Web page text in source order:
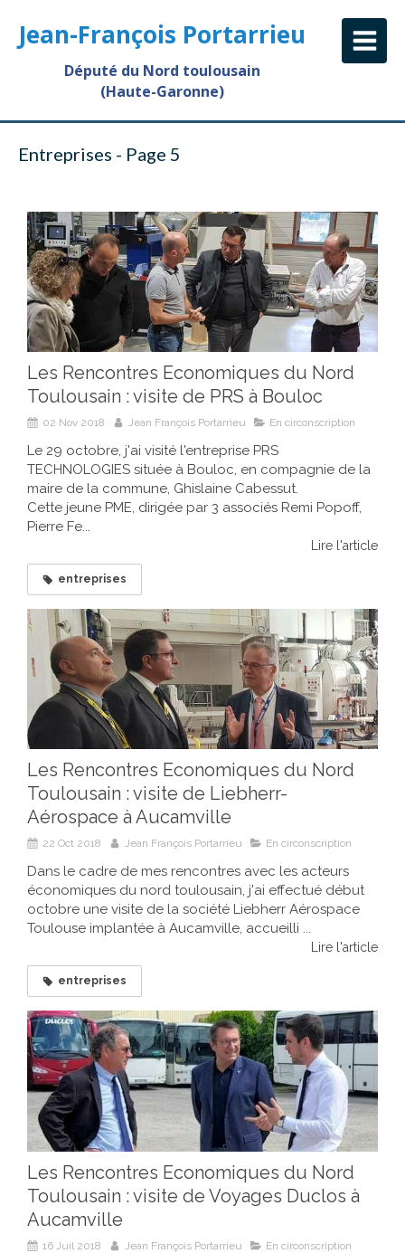
Jean-François Portarrieu
Député du Nord toulousain
(Haute-Garonne)
Entreprises - Page 5
Les Rencontres Economiques du Nord
Toulousain : visite de PRS à Bouloc
02 Nov 2018 Jean François Portarrieu En circonscription
Le 29 octobre, j'ai visité l'entreprise PRS
TECHNOLOGIES située à Bouloc, en compagnie de la
maire de la commune, Ghislaine Cabessut.
Cette jeune PME, dirigée par 3 associés Remi Popoff,
Pierre Fe...
Lire l'article
entreprises
Les Rencontres Economiques du Nord
Toulousain : visite de Liebherr-
Aérospace à Aucamville
22 Oct 2018 Jean François Portarrieu En circonscription
Dans le cadre de mes rencontres avec les acteurs
économiques du nord toulousain, j'ai effectué début
octobre une visite de la société Liebherr Aérospace
Toulouse implantée à Aucamville, accueilli ...
Lire l'article
entreprises
Les Rencontres Economiques du Nord
Toulousain : visite de Voyages Duclos à
Aucamville
16 Juil 2018 Jean François Portarrieu En circonscription